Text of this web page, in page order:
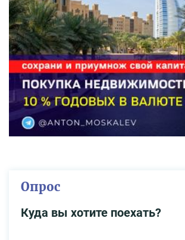
Опрос
Куда вы хотите поехать?